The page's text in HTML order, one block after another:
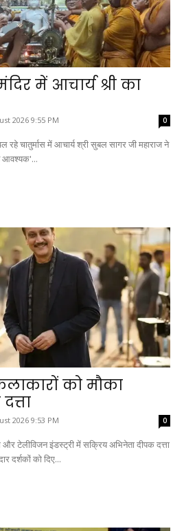
में आचार्य श्री का
2026 9:55 PM 0
चातुर्मास में आचार्य श्री सुबल सागर जी महाराज ने
आवश्यक'...
को मौका
2026 9:53 PM 0
टेलीविजन इंडस्ट्री में सक्रिय अभिनेता दीपक दत्ता
दर्शकों को दिए...